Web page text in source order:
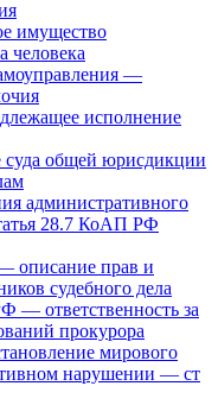
имущество
человека
—
исполнение
суда общей юрисдикции
административного
28.7 КоАП РФ
описание прав и
судебного дела
— ответственность за
прокурора
мирового
нарушении — ст